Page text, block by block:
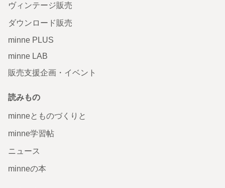
ヴィンテージ販売
ダウンロード販売
minne PLUS
minne LAB
販売支援企画・イベント
読みもの
minneとものづくりと
minne学習帖
ニュース
minneの本